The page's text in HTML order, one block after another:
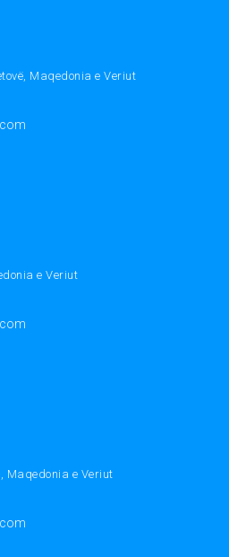
Maqedonia e Veriut
e Veriut
Maqedonia e Veriut